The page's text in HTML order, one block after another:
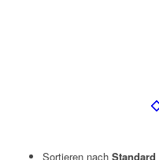
Sortieren nach Standard